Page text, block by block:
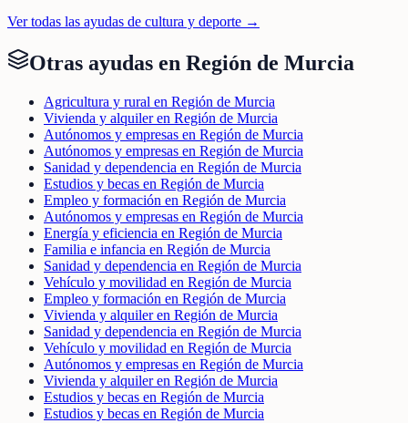
Ver todas las ayudas de cultura y deporte →
Otras ayudas en Región de Murcia
Agricultura y rural en Región de Murcia
Vivienda y alquiler en Región de Murcia
Autónomos y empresas en Región de Murcia
Autónomos y empresas en Región de Murcia
Sanidad y dependencia en Región de Murcia
Estudios y becas en Región de Murcia
Empleo y formación en Región de Murcia
Autónomos y empresas en Región de Murcia
Energía y eficiencia en Región de Murcia
Familia e infancia en Región de Murcia
Sanidad y dependencia en Región de Murcia
Vehículo y movilidad en Región de Murcia
Empleo y formación en Región de Murcia
Vivienda y alquiler en Región de Murcia
Sanidad y dependencia en Región de Murcia
Vehículo y movilidad en Región de Murcia
Autónomos y empresas en Región de Murcia
Vivienda y alquiler en Región de Murcia
Estudios y becas en Región de Murcia
Estudios y becas en Región de Murcia